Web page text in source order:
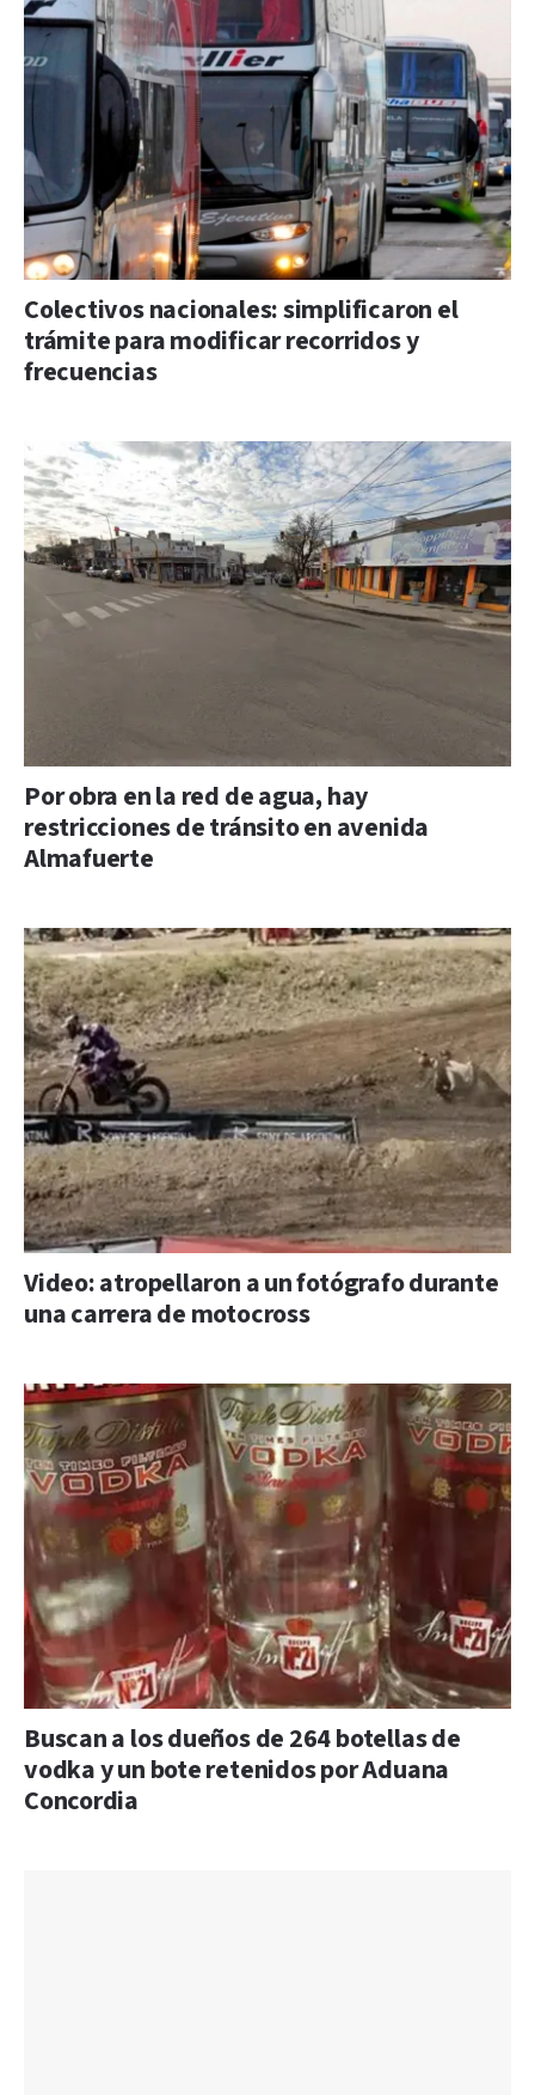
Colectivos nacionales: simplificaron el
trámite para modificar recorridos y
frecuencias
Por obra en la red de agua, hay
restricciones de tránsito en avenida
Almafuerte
Video: atropellaron a un fotógrafo durante
una carrera de motocross
Buscan a los dueños de 264 botellas de
vodka y un bote retenidos por Aduana
Concordia